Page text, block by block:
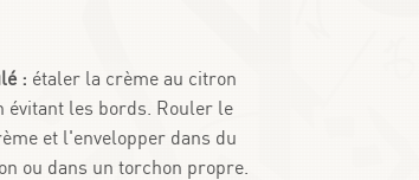
: étaler la crème au citron
évitant les bords. Rouler le
et l'envelopper dans du
ou dans un torchon propre.